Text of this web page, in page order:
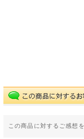
この商品に対するご感想